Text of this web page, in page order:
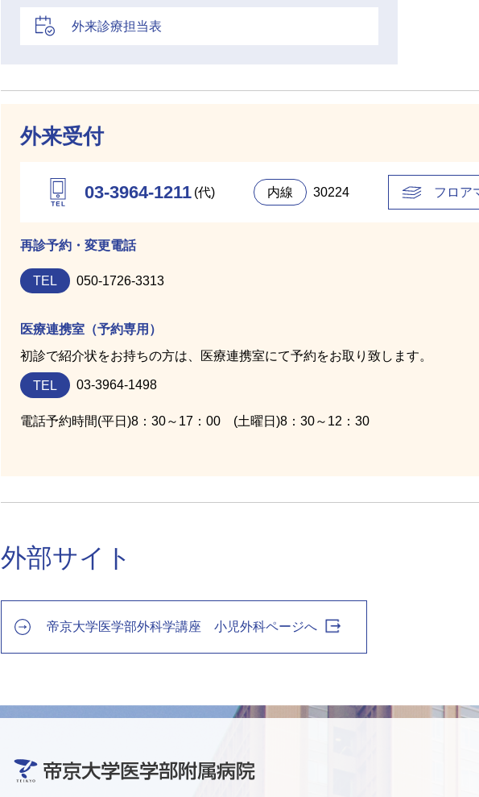
外来診療担当表
外来受付
03-3964-1211 (代) 内線 30224 フロア
再診予約・変更電話
TEL 050-1726-3313
医療連携室（予約専用）
初診で紹介状をお持ちの方は、医療連携室にて予約をお取り致します。
TEL 03-3964-1498
電話予約時間(平日)8：30～17：00 (土曜日)8：30～12：30
外部サイト
帝京大学医学部外科学講座 小児外科ページへ